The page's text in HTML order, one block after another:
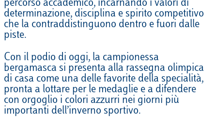
percorso accademico, incarnando i valori di
determinazione, disciplina e spirito competitivo
che la contraddistinguono dentro e fuori dalle
piste.
Con il podio di oggi, la campionessa
bergamasca si presenta alla rassegna olimpica
di casa come una delle favorite della specialità,
pronta a lottare per le medaglie e a difendere
con orgoglio i colori azzurri nei giorni più
importanti dell’inverno sportivo.